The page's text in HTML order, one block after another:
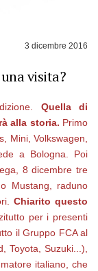
3 dicembre 2016
visita?
Quella di
alla storia. Primo
Mini, Volkswagen,
a Bologna. Poi
8 dicembre tre
Mustang, raduno
Chiarito questo
per i presenti
il Gruppo FCA al
Toyota, Suzuki...),
italiano, che